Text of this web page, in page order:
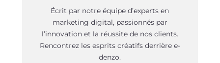
Écrit par notre équipe d’experts en
marketing digital, passionnés par
l’innovation et la réussite de nos clients.
Rencontrez les esprits créatifs derrière e-
denzo.